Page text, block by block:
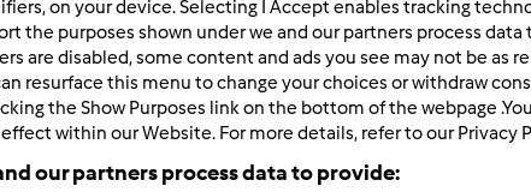
por:
Mais Recentes
Resultados por página:
10
on your device. Selecting I Accept enables tracking
the purposes shown under we and our partners process data
are disabled, some content and ads you see may not be as
resurface this menu to change your choices or withdraw
the Show Purposes link on the bottom of the webpage
within our Website. For more details, refer to our Privacy
our partners process data to provide: